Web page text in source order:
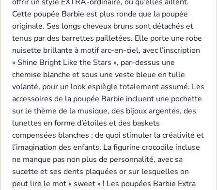
Cette poupée Barbie est plus ronde que la poupée
originale. Ses longs cheveux bruns sont détachés et
tenus par des barrettes pailletées. Elle porte une robe
nuisette brillante à motif arc-en-ciel, avec l’inscription
« Shine Bright Like the Stars », par-dessus une
chemise blanche et sous une veste bleue en tulle
volanté, pour un look espiègle totalement assumé. Les
accessoires de la poupée Barbie incluent une pochette
sur le thème de la musique, des bijoux argentés, des
lunettes en forme d’étoiles et des baskets
compensées blanches ; de quoi stimuler la créativité et
l’imagination des enfants. La figurine crocodile incluse
ne manque pas non plus de personnalité, avec sa
sucette et ses dents plaquées or sur lesquelles on
peut lire le mot « sweet » ! Les poupées Barbie Extra